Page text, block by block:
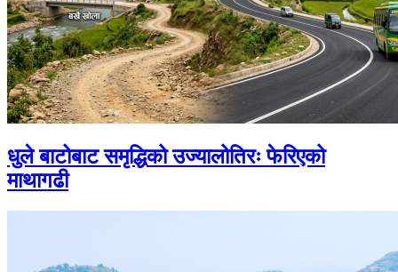
धुले बाटोबाट समृद्धिको उज्यालोतिरः फेरिएको
माथागढी